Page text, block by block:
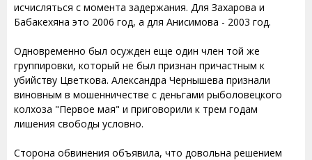
исчисляться с момента задержания. Для Захарова и
Бабакехяна это 2006 год, а для Анисимова - 2003 год.
Одновременно был осужден еще один член той же
группировки, который не был признан причастным к
убийству Цветкова. Александра Чернышева признали
виновным в мошенничестве с деньгами рыболовецкого
колхоза "Первое мая" и приговорили к трем годам
лишения свободы условно.
Сторона обвинения объявила, что довольна решением